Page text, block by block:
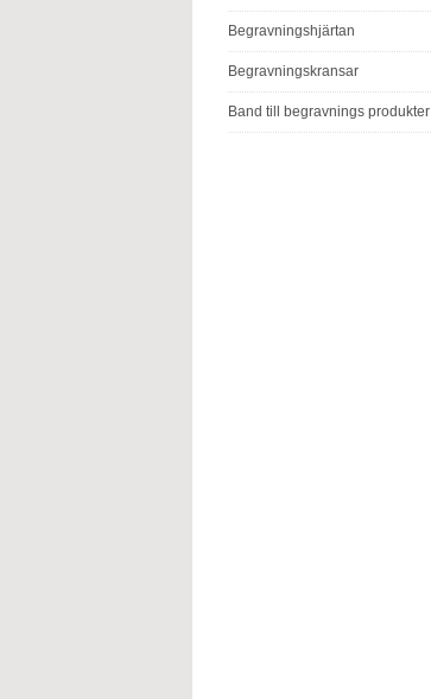
Begravningshjärtan
Begravningskransar
Band till begravnings produkter